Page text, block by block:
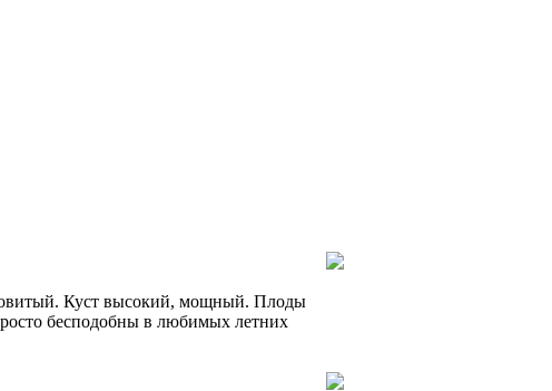
Куст высокий, мощный. Плоды
бесподобны в любимых летних